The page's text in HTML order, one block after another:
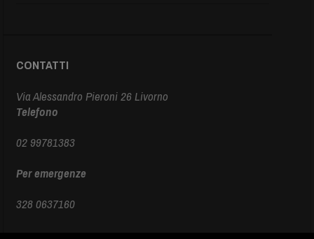
CONTATTI
Via Alessandro Pieroni 26 Livorno
Telefono
02 99781383
Per emergenze
328 0637160